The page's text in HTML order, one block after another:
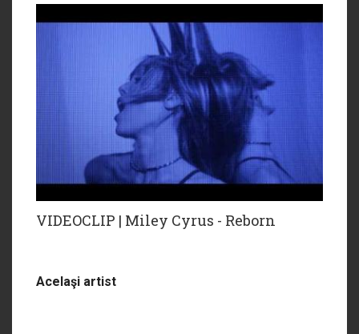
VIDEOCLIP | Miley Cyrus - Reborn
Acelaşi artist